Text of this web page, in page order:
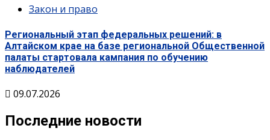
Закон и право
Региональный этап федеральных решений: в
Алтайском крае на базе региональной Общественной
палаты стартовала кампания по обучению
наблюдателей
09.07.2026
Последние новости